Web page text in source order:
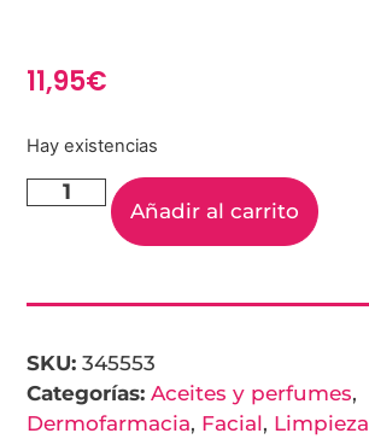
11,95€
Hay existencias
Añadir al carrito
SKU:345553
Categorías: Aceites y perfumes,
Dermofarmacia, Facial, Limpieza